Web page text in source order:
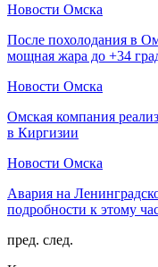
Новости Омска
После похолодания в
мощная жара до +34
Новости Омска
Омская компания
в Киргизии
Новости Омска
Авария на
подробности к этому
пред. след.